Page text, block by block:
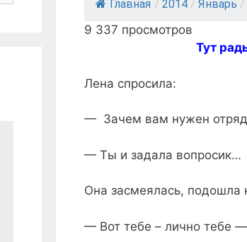
Главная / 2014 / Январь /
9 337 просмотров
Тут
Лена спросила:
— Зачем вам нужен
— Ты и задала вопросик…
Она засмеялась, подошла
— Вот тебе – лично тебе